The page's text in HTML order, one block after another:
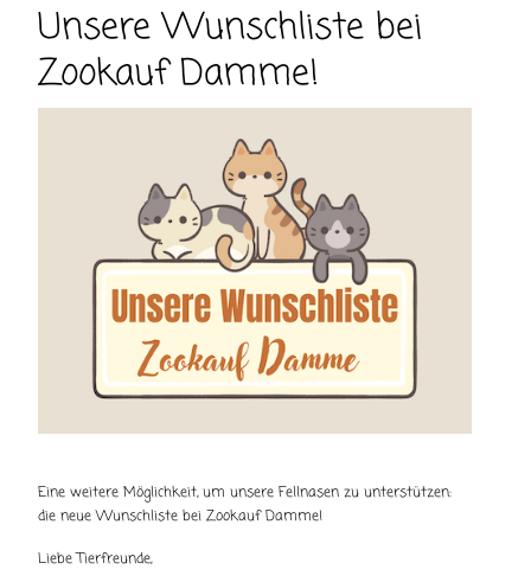
Unsere Wunschliste bei
Zookauf Damme!
Eine weitere Möglichkeit, um unsere Fellnasen zu unterstützen:
die neue Wunschliste bei Zookauf Damme!
Liebe Tierfreunde,